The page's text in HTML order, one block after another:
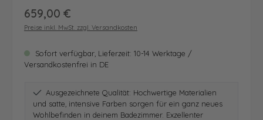
Regulärer Preis:
659,00 €
Preise inkl. MwSt. zzgl. Versandkosten
Sofort verfügbar, Lieferzeit: 10-14 Werktage /
Versandkostenfrei in DE
Ausgezeichnete Qualität: Hochwertige Materialien
und satte, intensive Farben sorgen für ein ganz neues
Wohlbefinden in deinem Badezimmer. Exzellenter